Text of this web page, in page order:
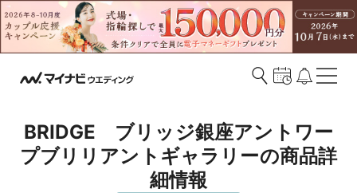
BRIDGE　ブリッジ銀座アントワー
プブリリアントギャラリーの商品詳
細情報